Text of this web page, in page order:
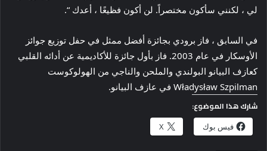
لي ، لكنني سأكون مختصراً. لن أكون فظيعًا ، أعدك “.
في السابق ، فاز برودي بجائزة أفضل ممثل في حفل توزيع جوائز
الأوسكار في عام 2003. فاز بأول جائزة للأكاديمية عن أدائه القلبي
كعازف البيانو البولندي والملحن والناجي من الهولوكوست
Władysław Szpilman في عازف البيانو.
شارك هذا الموضوع:
فيس بوك X